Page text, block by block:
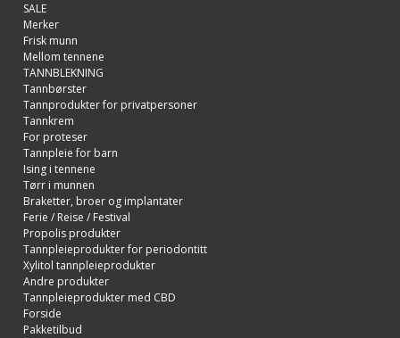
SALE
Merker
Frisk munn
Mellom tennene
TANNBLEKNING
Tannbørster
Tannprodukter for privatpersoner
Tannkrem
For proteser
Tannpleie for barn
Ising i tennene
Tørr i munnen
Braketter, broer og implantater
Ferie / Reise / Festival
Propolis produkter
Tannpleieprodukter for periodontitt
Xylitol tannpleieprodukter
Andre produkter
Tannpleieprodukter med CBD
Forside
Pakketilbud